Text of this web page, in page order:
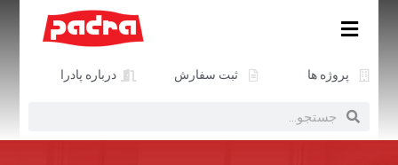
پروژه ها ثبت سفارش درباره پادرا